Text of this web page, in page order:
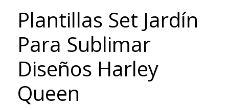
Plantillas Set Jardín
Para Sublimar
Diseños Harley
Queen